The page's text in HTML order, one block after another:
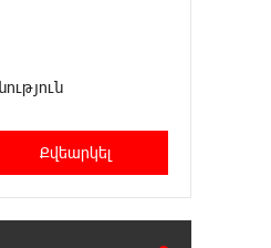
պետք է խոսել
Շարմազանով
«ամբողջ
է
նկատմամբ